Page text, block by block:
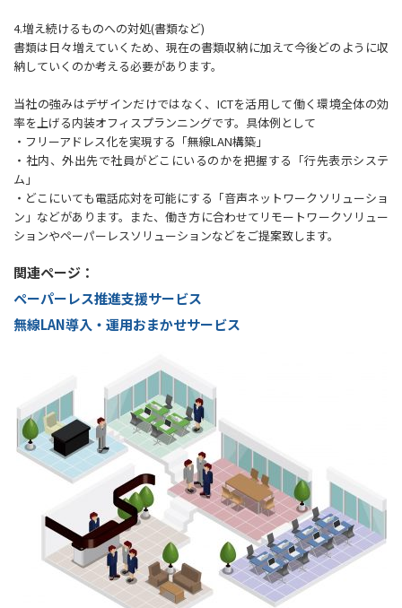
4.増え続けるものへの対処(書類など)
書類は日々増えていくため、現在の書類収納に加えて今後どのように収
納していくのか考える必要があります。
当社の強みはデザインだけではなく、ICTを活用して働く環境全体の効
率を上げる内装オフィスプランニングです。具体例として
・フリーアドレス化を実現する「無線LAN構築」
・社内、外出先で社員がどこにいるのかを把握する「行先表示システ
ム」
・どこにいても電話応対を可能にする「音声ネットワークソリューショ
ン」などがあります。また、働き方に合わせてリモートワークソリュー
ションやペーパーレスソリューションなどをご提案致します。
関連ページ：
ペーパーレス推進支援サービス
無線LAN導入・運用おまかせサービス